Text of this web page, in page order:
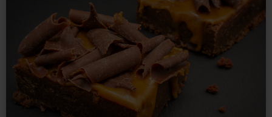
Gdy wyłożysz spód tortownicy ciasteczkami
z masłem, postaw kilka herbatników pionowo przez
środek formy tworząc dodatkową ściankę dzielącą ją
na pół; dzięki temu masy sernikowe się nie
zmieszają. Przygotujesz sernik o smaku jagodowym
i truskawkowym za jednym zamachem!
Polecamy też nasz sernik z białą czekoladą